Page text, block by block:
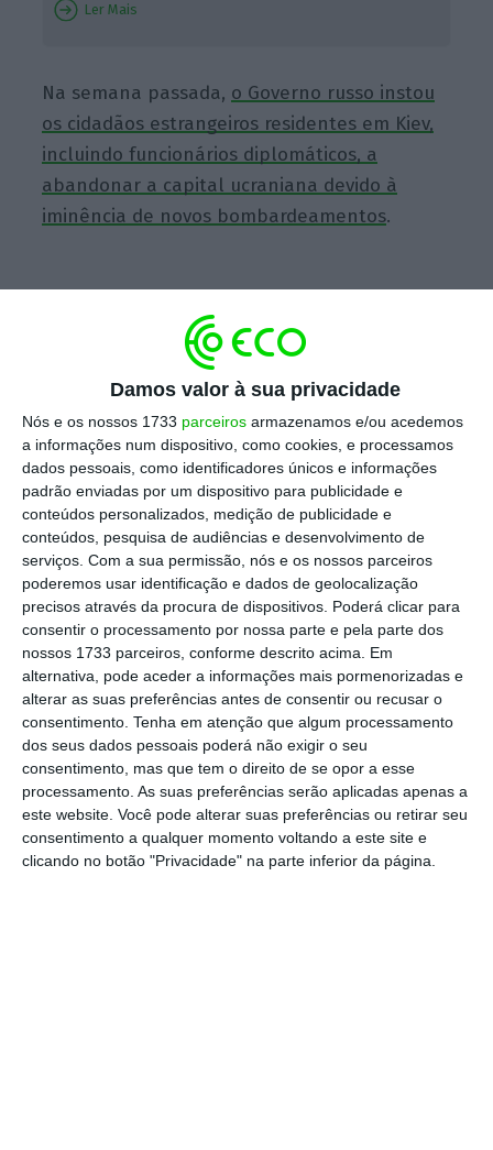
Damos valor à sua privacidade
Nós e os nossos 1733 parceiros armazenamos e/ou acedemos
a informações num dispositivo, como cookies, e processamos
dados pessoais, como identificadores únicos e informações
padrão enviadas por um dispositivo para publicidade e
conteúdos personalizados, medição de publicidade e
conteúdos, pesquisa de audiências e desenvolvimento de
serviços. Com a sua permissão, nós e os nossos parceiros
poderemos usar identificação e dados de geolocalização
precisos através da procura de dispositivos. Poderá clicar para
consentir o processamento por nossa parte e pela parte dos
nossos 1733 parceiros, conforme descrito acima. Em
alternativa, pode aceder a informações mais pormenorizadas e
alterar as suas preferências antes de consentir ou recusar o
consentimento. Tenha em atenção que algum processamento
dos seus dados pessoais poderá não exigir o seu
consentimento, mas que tem o direito de se opor a esse
processamento. As suas preferências serão aplicadas apenas a
este website. Você pode alterar suas preferências ou retirar seu
consentimento a qualquer momento voltando a este site e
clicando no botão "Privacidade" na parte inferior da página.
Ler Mais
Na semana passada, o Governo russo instou
os cidadãos estrangeiros residentes em Kiev,
incluindo funcionários diplomáticos, a
abandonar a capital ucraniana devido à
iminência de novos bombardeamentos.
alertou que pretendiarealizar ataques
sistemáticos contra alvos em Kiev ligados às
forças armadas ucranianas em resposta ao
ataque de drone realizado no mês passado
contra uma residência estudantilna região de
Luhansk, na Ucrânia, controlada pela Rússia.
A Ucrânia negou o ataque, afirmando que
atacou um centro de comando de drones.
O presidente russo,Vladimir Putin, afirmou na
segunda-feira que a Ucrânia , ao ter efetuado
o ataque ao dormitório estudantil,“abriu uma
nova página” na guerra.
Zelensky acusa Rússia de usar míssil com
capacidade nuclear
Ler Mais